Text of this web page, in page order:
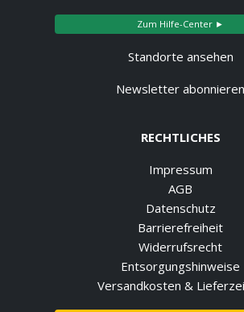
Zum Hilfe-Center ►
Standorte ansehen
Newsletter abonnieren
RECHTLICHES
Impressum
AGB
Datenschutz
Barrierefreiheit
Widerrufsrecht
Entsorgungshinweise
Versandkosten &